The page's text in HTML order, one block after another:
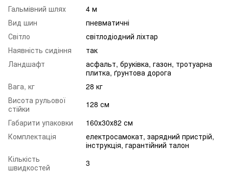
Гальмівний шлях
4 м
Вид шин
пневматичні
Світло
світлодіодний ліхтар
Наявність сидіння
так
Ландшафт
асфальт, бруківка, газон, тротуарна
плитка, ґрунтова дорога
Вага, кг
28 кг
Висота рульової
стійки
128 см
Габарити упаковки
160х30х82 см
Комплектація
електросамокат, зарядний пристрій,
інструкція, гарантійний талон
Кількість
швидкостей
3